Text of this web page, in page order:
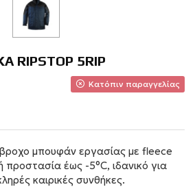
RIPSTOP 5RIP
Κατόπιν παραγγελίας
μπουφάν εργασίας με fleece
προστασία έως -5°C, ιδανικό για
καιρικές συνθήκες.